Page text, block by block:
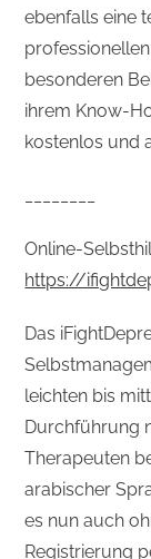
ebenfalls eine
besonderen
ihrem Know-
kostenlos und
Online-
https://
Das
leichten bis
Durchführung
Therapeuten
arabischer
es nun auch
Registrierung